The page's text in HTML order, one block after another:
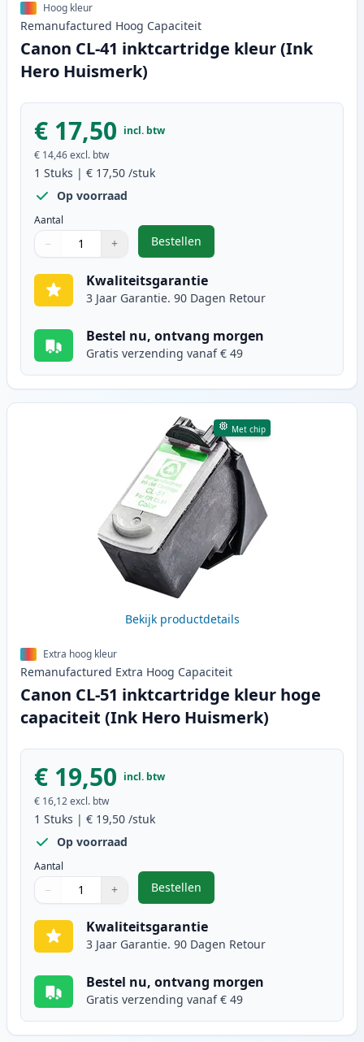
Hoog kleur
Remanufactured Hoog Capaciteit
Canon CL-41 inktcartridge kleur (Ink
Hero Huismerk)
€ 17,50 incl. btw
€ 14,46excl. btw
1 Stuks | € 17,50 /stuk
Op voorraad
Aantal
Gebruik de knoppen om aan te passen
− +
1
Bestellen
,Canon CL-41 inktcartridge kleur
Kwaliteitsgarantie
3 Jaar Garantie. 90 Dagen Retour
Bestel nu, ontvang morgen
Gratis verzending vanaf € 49
Met chip
Bekijk productdetails
Extra hoog kleur
Remanufactured Extra Hoog Capaciteit
Canon CL-51 inktcartridge kleur hoge
capaciteit (Ink Hero Huismerk)
€ 19,50 incl. btw
€ 16,12excl. btw
1 Stuks | € 19,50 /stuk
Op voorraad
Aantal
Gebruik de knoppen om aan te passen
− +
1
Bestellen
,Canon CL-51 inktcartridge kleur
Kwaliteitsgarantie
3 Jaar Garantie. 90 Dagen Retour
Bestel nu, ontvang morgen
Gratis verzending vanaf € 49